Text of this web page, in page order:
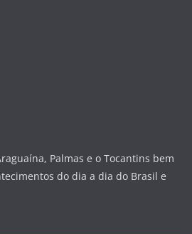
Palmas e o Tocantins bem
do dia a dia do Brasil e